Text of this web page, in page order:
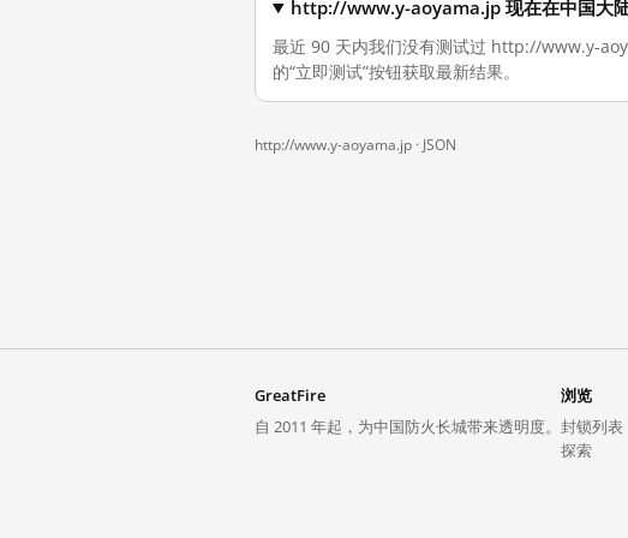
http://www.y-aoyama.jp 现在在中国大
最近 90 天内我们没有测试过 http://www.y-
的“立即测试”按钮获取最新结果。
http://www.y-aoyama.jp · JSON
GreatFire
自 2011 年起，为中国防火长城带来透明度。
浏览
封锁列表
探索